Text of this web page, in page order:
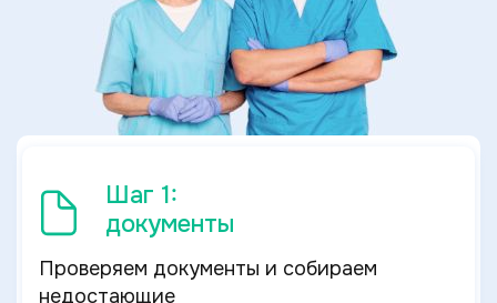
Шаг 1:
документы
Проверяем документы и собираем
недостающие